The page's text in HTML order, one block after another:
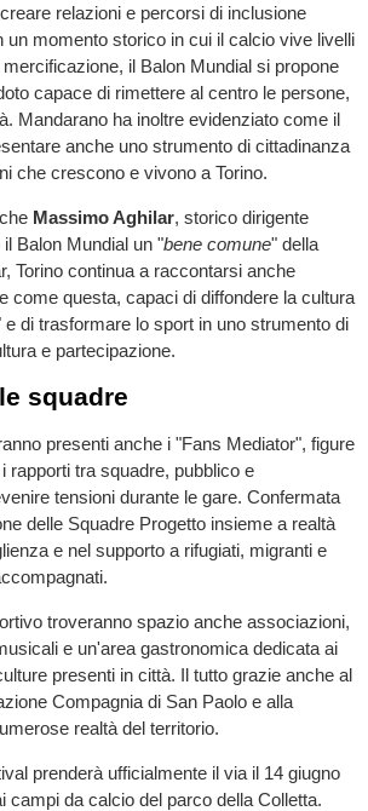
relazioni e percorsi di inclusione
un momento storico in cui il calcio vive livelli
il Balon Mundial si propone
capace di rimettere al centro le persone,
Mandarano ha inoltre evidenziato come il
anche uno strumento di cittadinanza
che crescono e vivono a Torino.
Massimo Aghilar, storico dirigente
Balon Mundial un "bene comune" della
Torino continua a raccontarsi anche
come questa, capaci di diffondere la cultura
di trasformare lo sport in uno strumento di
e partecipazione.
squadre
presenti anche i "Fans Mediator", figure
rapporti tra squadre, pubblico e
tensioni durante le gare. Confermata
delle Squadre Progetto insieme a realtà
e nel supporto a rifugiati, migranti e
troveranno spazio anche associazioni,
e un'area gastronomica dedicata ai
presenti in città. Il tutto grazie anche al
Compagnia di San Paolo e alla
realtà del territorio.
prenderà ufficialmente il via il 14 giugno
campi da calcio del parco della Colletta.